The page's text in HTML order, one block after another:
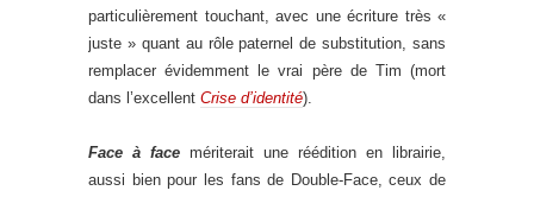
particulièrement touchant, avec une écriture très «
juste » quant au rôle paternel de substitution, sans
remplacer évidemment le vrai père de Tim (mort
dans l’excellent Crise d’identité).
Face à face mériterait une réédition en librairie,
aussi bien pour les fans de Double-Face, ceux de